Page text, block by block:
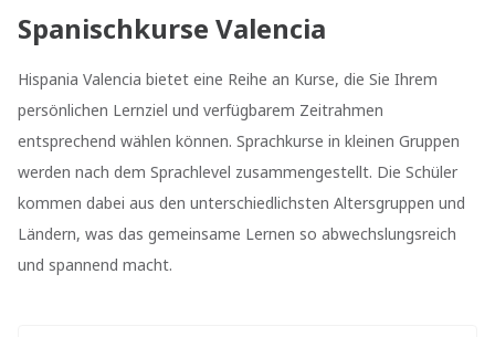
Spanischkurse Valencia
Hispania Valencia bietet eine Reihe an Kurse, die Sie Ihrem
persönlichen Lernziel und verfügbarem Zeitrahmen
entsprechend wählen können. Sprachkurse in kleinen Gruppen
werden nach dem Sprachlevel zusammengestellt. Die Schüler
kommen dabei aus den unterschiedlichsten Altersgruppen und
Ländern, was das gemeinsame Lernen so abwechslungsreich
und spannend macht.